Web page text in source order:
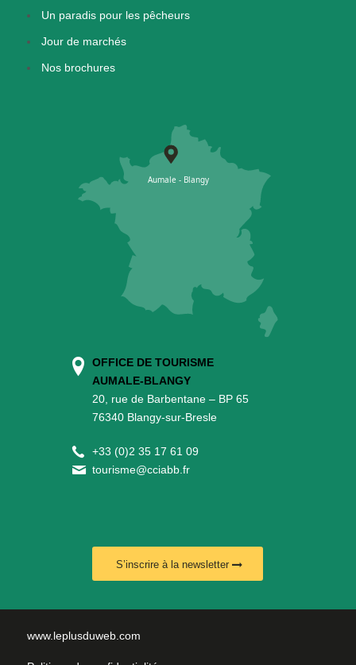
Un paradis pour les pêcheurs
Jour de marchés
Nos brochures
OFFICE DE TOURISME
AUMALE-BLANGY
20, rue de Barbentane – BP 65
76340 Blangy-sur-Bresle
+33 (0)2 35 17 61 09
tourisme@cciabb.fr
S’inscrire à la newsletter
www.leplusduweb.com